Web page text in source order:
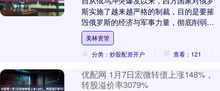
斯实施了越来越严格的制裁，目的是要摧
毁俄罗斯的经济与军事力量，彻底削弱其
崛起的可能性。美欧等国家持续向乌克兰
提供武器、资金和....
美林资管
分类：炒股配资开户
查看：121
优配网 1月7日宏微转债上涨148%，
转股溢价率3079%